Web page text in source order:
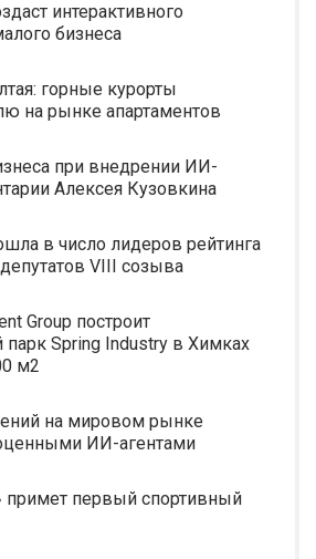
интерактивного
бизнеса
горные курорты
на рынке апартаментов
при внедрении ИИ-
Алексея Кузовкина
в число лидеров рейтинга
VIII созыва
Group построит
парк Spring Industry в Химках
м2
на мировом рынке
ИИ-агентами
примет первый спортивный